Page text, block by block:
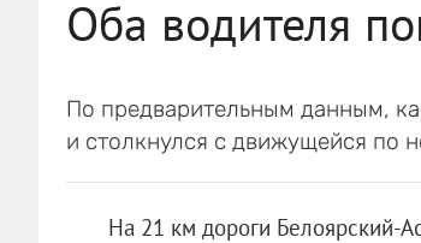
Оба водителя
По предварительным данным,
и столкнулся с движущейся по
На 21 км дороги Белоярский-